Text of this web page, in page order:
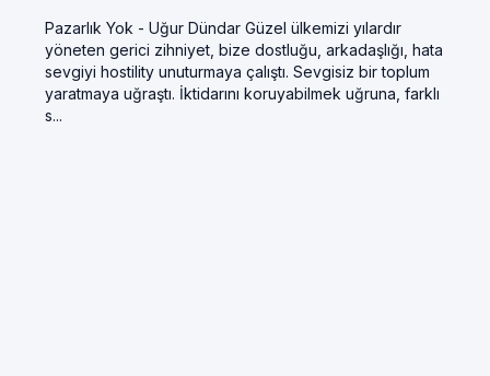
Pazarlık Yok - Uğur Dündar Güzel ülkemizi yılardır
yöneten gerici zihniyet, bize dostluğu, arkadaşlığı, hata
sevgiyi hostility unuturmaya çalıştı. Sevgisiz bir toplum
yaratmaya uğraştı. İktidarını koruyabilmek uğruna, farklı
s...